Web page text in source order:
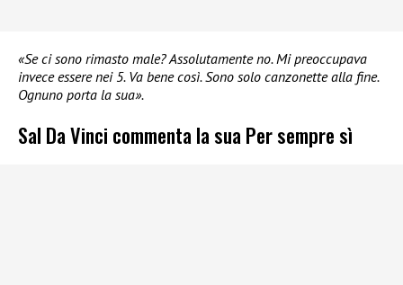
«Se ci sono rimasto male? Assolutamente no. Mi preoccupava
invece essere nei 5. Va bene così. Sono solo canzonette alla fine.
Ognuno porta la sua».
Sal Da Vinci commenta la sua Per sempre sì